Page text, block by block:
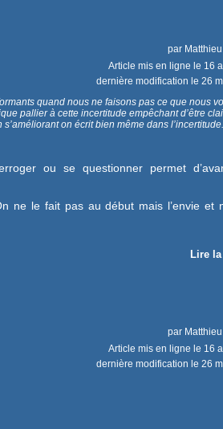
par
Article mis en ligne le 16
dernière modification le 26
quand nous ne faisons pas ce que nous
pallier à cette incertitude empêchant d’être
on écrit bien même dans l’incertitude.
ou se questionner permet
ne le fait pas au début mais l’envie et
Lire
par
Article mis en ligne le 16
dernière modification le 26